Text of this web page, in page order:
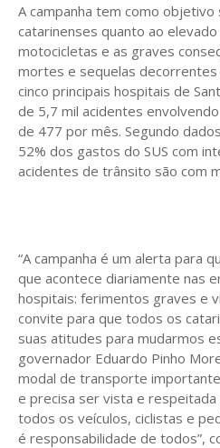
A campanha tem como objetivo
catarinenses quanto ao
motocicletas e as graves
mortes e sequelas decorrentes
cinco principais hospitais de
de 5,7 mil acidentes
de 477 por mês. Segundo
52% dos gastos do SUS com
acidentes de trânsito são com
“A campanha é um alerta para
que acontece diariamente nas
hospitais: ferimentos graves e
convite para que todos os
suas atitudes para mudarmos
governador Eduardo Pinho
modal de transporte
e precisa ser vista e
todos os veículos, ciclistas e
é responsabilidade de todos”,